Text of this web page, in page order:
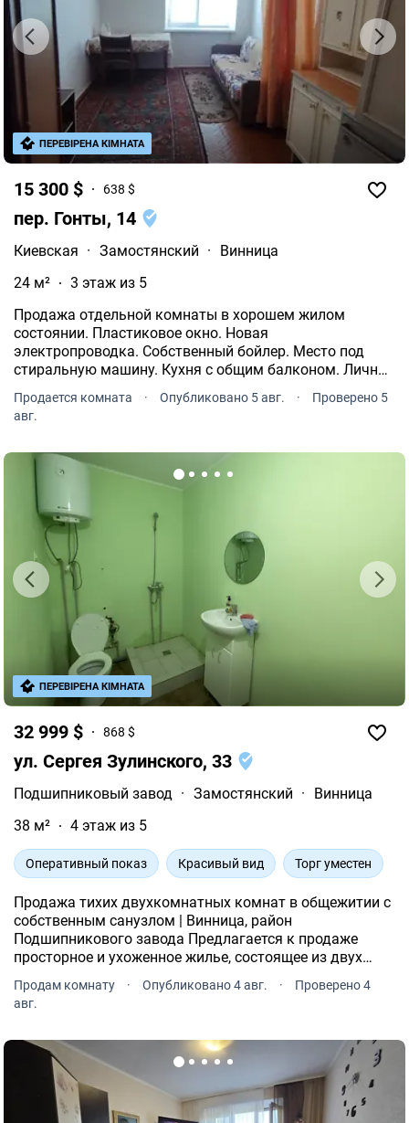
15 300 $ 638 $
пер. Гонты, 14
Киевская · Замостянский ·
Винница
24 м²
3 этаж из 5
Продажа отдельной комнаты в хорошем жилом
состоянии. Пластиковое окно. Новая
электропроводка. Собственный бойлер. Место под
стиральную машину. Кухня с общим балконом. Личное
Возможна быстрая продажа.
Продается комната · Опубликовано 5 авг. ·
Проверено 5
авг.
ПЕРЕВІРЕНА КІМНАТА
32 999 $ 868 $
ул. Сергея Зулинского, 33
Подшипниковый завод · Замостянский ·
Винница
38 м²
4 этаж из 5
Оперативный показ Красивый вид Торг уместен
Продажа тихих двухкомнатных комнат в общежитии с
собственным санузлом | Винница, район
Подшипникового завода Предлагается к продаже
просторное и ухоженное жилье, состоящее из двух
собственного проживания, так и для инвестиции под
аренду.
Продам комнату · Опубликовано 4 авг. ·
Проверено 4
авг.
ПЕРЕВІРЕНА КІМНАТА